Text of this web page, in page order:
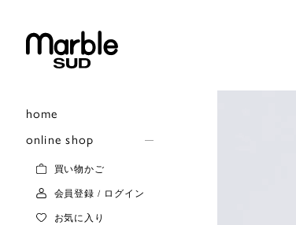
home
online shop
買い物かご
会員登録 / ログイン
お気に入り